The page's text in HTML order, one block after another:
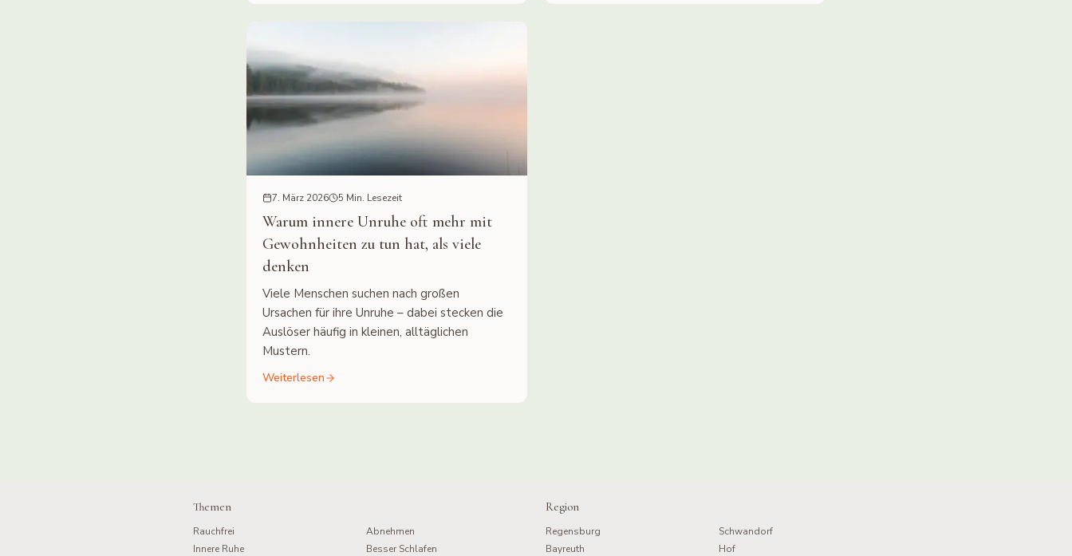
7. März 2026 5 Min. Lesezeit
Warum innere Unruhe oft mehr mit
Gewohnheiten zu tun hat, als viele
denken
Viele Menschen suchen nach großen
Ursachen für ihre Unruhe – dabei stecken die
Auslöser häufig in kleinen, alltäglichen
Mustern.
Weiterlesen
Themen
Rauchfrei
Abnehmen
Innere Ruhe
Besser Schlafen
Region
Regensburg
Schwandorf
Bayreuth
Hof